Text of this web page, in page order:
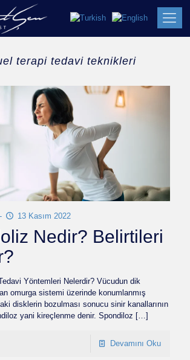
terapi tedavi teknikleri
- 13 Kasım 2022
Nedir? Belirtileri
Yöntemleri Nelerdir? Vücudun dik
omurga sistemi üzerinde konumlanmış
disklerin bozulması sonucu sinir kanallarının
yani kireçlenme denir. Spondiloz […]
Devamını Oku